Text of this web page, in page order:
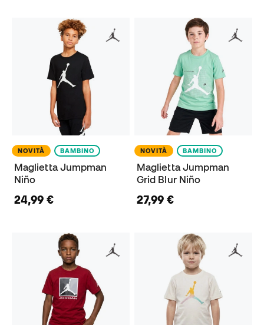
NOVITÀ BAMBINO
Maglietta Jumpman
Niño
24,99 €
NOVITÀ BAMBINO
Maglietta Jumpman
Grid Blur Niño
27,99 €